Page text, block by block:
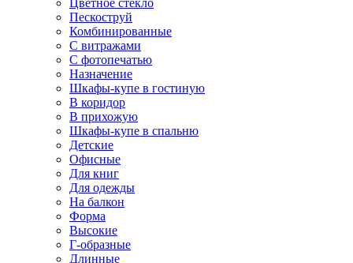
Цветное стекло
Пескоструй
Комбинированные
С витражами
С фотопечатью
Назначение
Шкафы-купе в гостиную
В коридор
В прихожую
Шкафы-купе в спальню
Детские
Офисные
Для книг
Для одежды
На балкон
Форма
Высокие
Г-образные
Длинные